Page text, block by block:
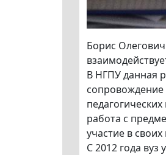
Борис
В НГПУ данная
сопровождение
работа с
участие в
С 2012 года